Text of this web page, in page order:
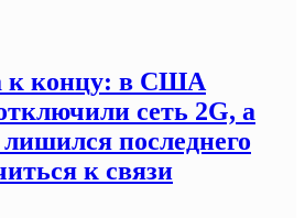
к концу: в США
сеть 2G, а
последнего
к связи